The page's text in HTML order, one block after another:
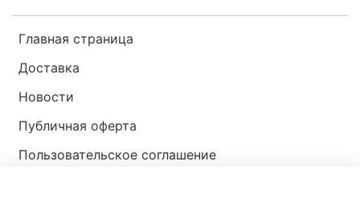
Главная страница
Доставка
Новости
Публичная оферта
Пользовательское соглашение